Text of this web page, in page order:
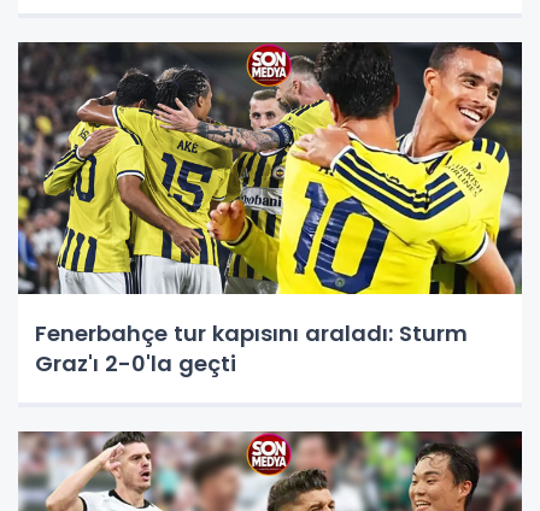
Fenerbahçe tur kapısını araladı: Sturm
Graz'ı 2-0'la geçti